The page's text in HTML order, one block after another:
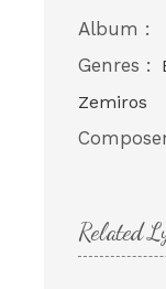
Album :
Genres :
Zemiros
Related